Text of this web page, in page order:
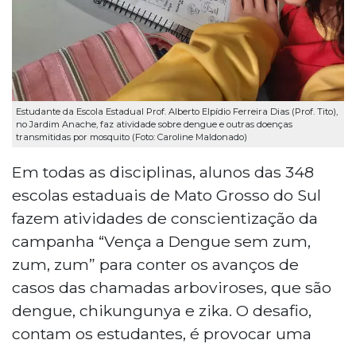
Estudante da Escola Estadual Prof. Alberto Elpídio Ferreira Dias (Prof. Tito),
no Jardim Anache, faz atividade sobre dengue e outras doenças
transmitidas por mosquito (Foto: Caroline Maldonado)
Em todas as disciplinas, alunos das 348
escolas estaduais de Mato Grosso do Sul
fazem atividades de conscientização da
campanha “Vença a Dengue sem zum,
zum, zum” para conter os avanços de
casos das chamadas arboviroses, que são
dengue, chikungunya e zika. O desafio,
contam os estudantes, é provocar uma